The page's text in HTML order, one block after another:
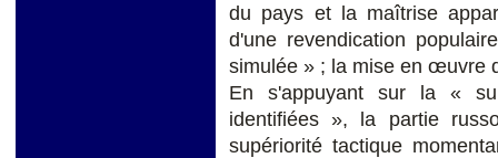
du pays et la maîtrise
d'une revendication
simulée » ; la mise en œuvre
En s'appuyant sur la «
identifiées », la partie
supériorité tactique